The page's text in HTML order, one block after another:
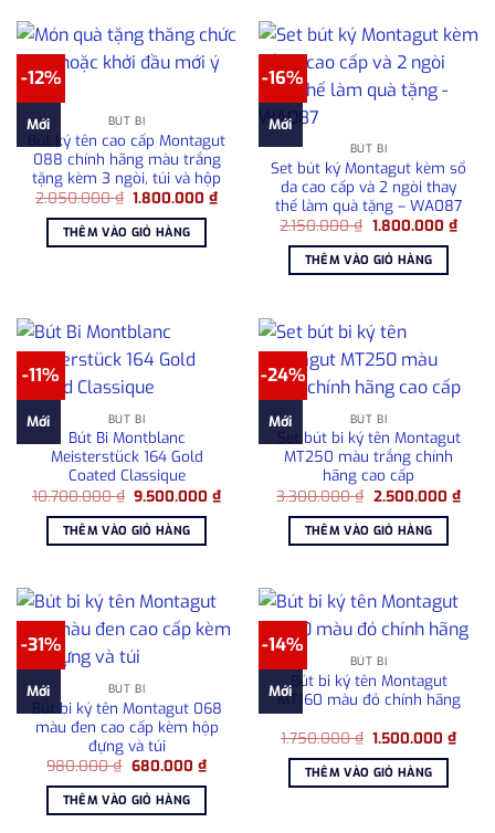
-12%
Mới BÚT BI
Bút ký tên cao cấp Montagut
088 chính hãng màu trắng
tặng kèm 3 ngòi, túi và hộp
2.050.000₫ Giá
là:
2.050.000 ₫.
1.800.000₫Giá
1.800.000 ₫.
THÊM VÀO GIỎ HÀNG
-16%
Mới
BÚT BI
Set bút ký Montagut kèm sổ
da cao cấp và 2 ngòi thay
thế làm quà tặng – WA087
2.150.000₫ Giá
là:
2.150.000 ₫.
1.800.000 ₫Giá
THÊM VÀO GIỎ HÀNG
-11%
Mới BÚT BI
Bút Bi Montblanc
Meisterstück 164 Gold
Coated Classique
10.700.000₫ Giá
là:
10.700.000 ₫.
9.500.000₫Giá
hiện
9.500.000 ₫.
THÊM VÀO GIỎ HÀNG
-24%
Mới BÚT BI
Set bút bi ký tên Montagut
MT250 màu trắng chính
hãng cao cấp
3.300.000₫ Giá
là:
3.300.000 ₫.
2.500.000 ₫Giá
hiện
THÊM VÀO GIỎ HÀNG
-31%
Mới BÚT BI
Bút bi ký tên Montagut 068
màu đen cao cấp kèm hộp
đựng và túi
980.000₫ Giá
là:
980.000 ₫.
680.000 ₫Giá
hiện
680.000 ₫.
THÊM VÀO GIỎ HÀNG
-14%
Mới
BÚT BI
Bút bi ký tên Montagut
MT160 màu đỏ chính hãng
1.750.000₫ Giá
là:
1.750.000 ₫.
1.500.000₫Giá
hiện
THÊM VÀO GIỎ HÀNG